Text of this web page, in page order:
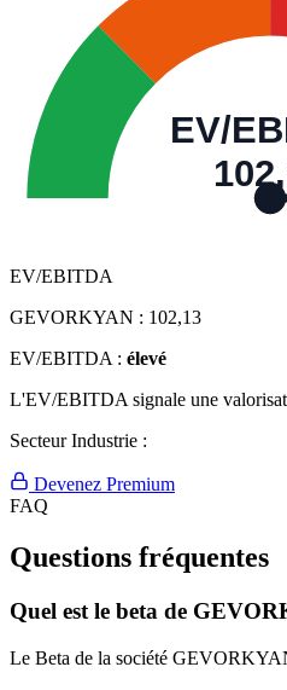
EV/
EV/EBITDA
GEVORKYAN : 102,13
EV/EBITDA : élevé
L'EV/EBITDA signale une
Secteur Industrie :
Devenez Premium
FAQ
Questions fréquentes
Quel est le beta de
Le Beta de la société